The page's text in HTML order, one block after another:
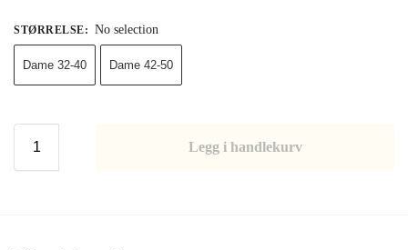
STØRRELSE: No selection
Dame 32-40 Dame 42-50
Legg i handlekurv